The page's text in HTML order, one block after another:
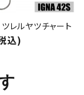
レルヤツチャート
込)